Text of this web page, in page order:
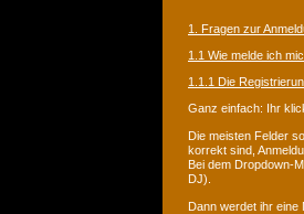
1. Fragen zur
1.1 Wie melde ich
1.1.1 Die
Ganz einfach: Ihr
Die meisten Felder
korrekt sind,
Bei dem Dropdown-
DJ).
Dann werdet ihr eine